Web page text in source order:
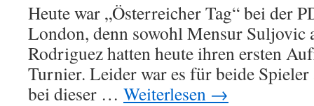
Heute war „Österreicher Tag“ bei der
London, denn sowohl Mensur Suljovic
Rodriguez hatten heute ihren ersten
Turnier. Leider war es für beide
bei dieser … Weiterlesen →